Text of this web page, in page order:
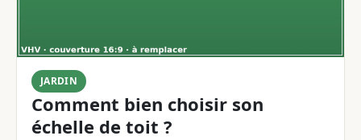
JARDIN
Comment bien choisir son
échelle de toit ?